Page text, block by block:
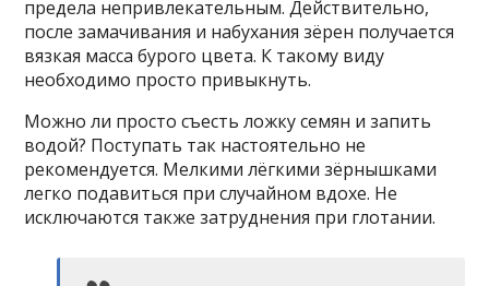
предела непривлекательным. Действительно,
после замачивания и набухания зёрен получается
вязкая масса бурого цвета. К такому виду
необходимо просто привыкнуть.
Можно ли просто съесть ложку семян и запить
водой? Поступать так настоятельно не
рекомендуется. Мелкими лёгкими зёрнышками
легко подавиться при случайном вдохе. Не
исключаются также затруднения при глотании.